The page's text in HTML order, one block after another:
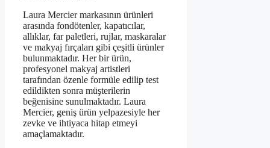
Laura Mercier markasının ürünleri
arasında fondötenler, kapatıcılar,
allıklar, far paletleri, rujlar, maskaralar
ve makyaj fırçaları gibi çeşitli ürünler
bulunmaktadır. Her bir ürün,
profesyonel makyaj artistleri
tarafından özenle formüle edilip test
edildikten sonra müşterilerin
beğenisine sunulmaktadır. Laura
Mercier, geniş ürün yelpazesiyle her
zevke ve ihtiyaca hitap etmeyi
amaçlamaktadır.